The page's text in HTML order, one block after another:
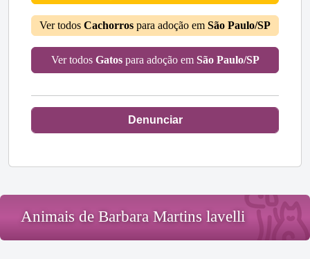
Ver todos Cachorros para adoção em São Paulo/SP
Ver todos Gatospara adoção em São Paulo/SP
Denunciar
Animais de Barbara Martins lavelli